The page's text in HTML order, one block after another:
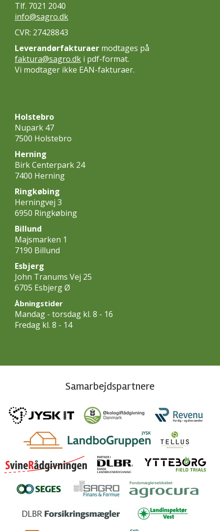
Tlf. 7021 2040
info@sagro.dk
CVR: 27428843
Leverandørfakturaer modtages på
faktura@sagro.dk i pdf-format.
Vi modtager ikke EAN-fakturaer.
Holstebro
Nupark 47
7500 Holstebro
Herning
Birk Centerpark 24
7400 Herning
Ringkøbing
Herningvej 3
6950 Ringkøbing
Billund
Majsmarken 1
7190 Billund
Esbjerg
John Tranums Vej 25
6705 Esbjerg Ø
Åbningstider
Mandag - torsdag kl. 8 - 16
Fredag kl. 8 - 14
Samarbejdspartnere